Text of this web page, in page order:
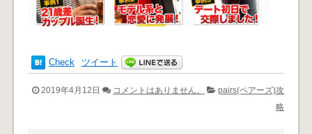
Check ツイート
2019年4月12日 コメントはありません。
pairs(ペアーズ)攻
略